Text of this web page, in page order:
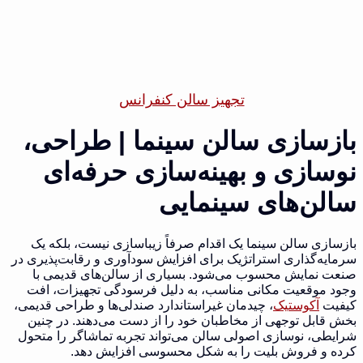
تجهیز سالن کنفرانس
بازسازی سالن سینما | طراحی،
نوسازی و بهینه‌سازی حرفه‌ای
سالن‌های سینمایی
بازسازی سالن سینما یک اقدام صرفاً زیباسازی نیست، بلکه یک
سرمایه‌گذاری استراتژیک برای افزایش سودآوری و رقابت‌پذیری در
صنعت نمایش محسوب می‌شود. بسیاری از سالن‌های قدیمی با
وجود موقعیت مکانی مناسب، به دلیل فرسودگی تجهیزات، افت
کیفیت آکوستیک، چیدمان غیر‌استاندارد صندلی‌ها و طراحی قدیمی،
بخش قابل توجهی از مخاطبان خود را از دست می‌دهند. در چنین
شرایطی، نوسازی اصولی سالن می‌تواند تجربه تماشاگر را متحول
کرده و فروش بلیت را به شکل محسوسی افزایش دهد.